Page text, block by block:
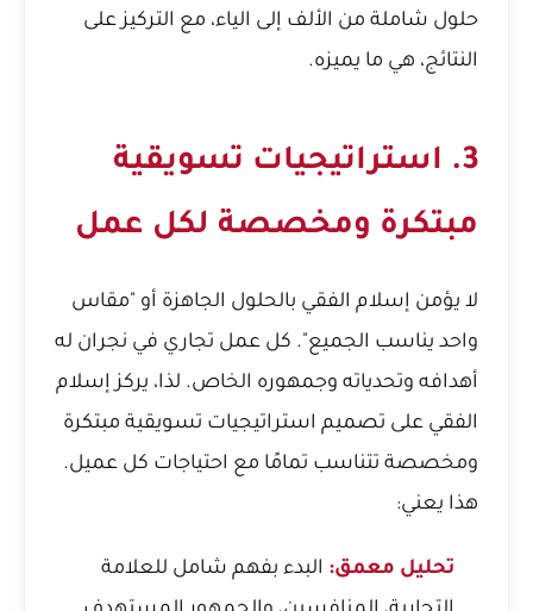
حلول شاملة من الألف إلى الياء، مع التركيز على
النتائج، هي ما يميزه.
3. استراتيجيات تسويقية
مبتكرة ومخصصة لكل عمل
لا يؤمن إسلام الفقي بالحلول الجاهزة أو "مقاس
واحد يناسب الجميع". كل عمل تجاري في نجران له
أهدافه وتحدياته وجمهوره الخاص. لذا، يركز إسلام
الفقي على تصميم استراتيجيات تسويقية مبتكرة
ومخصصة تتناسب تمامًا مع احتياجات كل عميل.
هذا يعني:
تحليل معمق: البدء بفهم شامل للعلامة